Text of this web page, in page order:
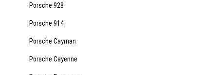
Porsche 928
Porsche 914
Porsche Cayman
Porsche Cayenne